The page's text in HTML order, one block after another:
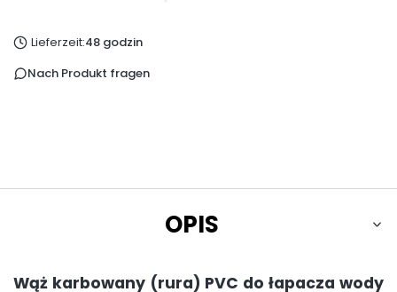
Lieferzeit:48 godzin
Nach Produkt fragen
OPIS
Wąż karbowany (rura) PVC do łapacza wody